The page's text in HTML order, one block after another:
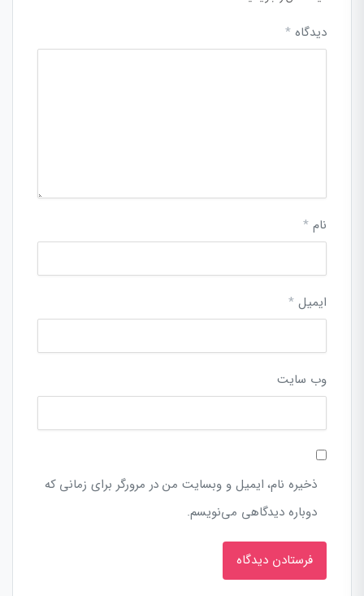
دیدگاه *
نام *
ایمیل *
وب‌ سایت
ذخیره نام، ایمیل و وبسایت من در مرورگر برای زمانی که
دوباره دیدگاهی می‌نویسم.